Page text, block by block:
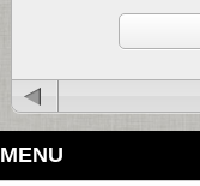
MENU